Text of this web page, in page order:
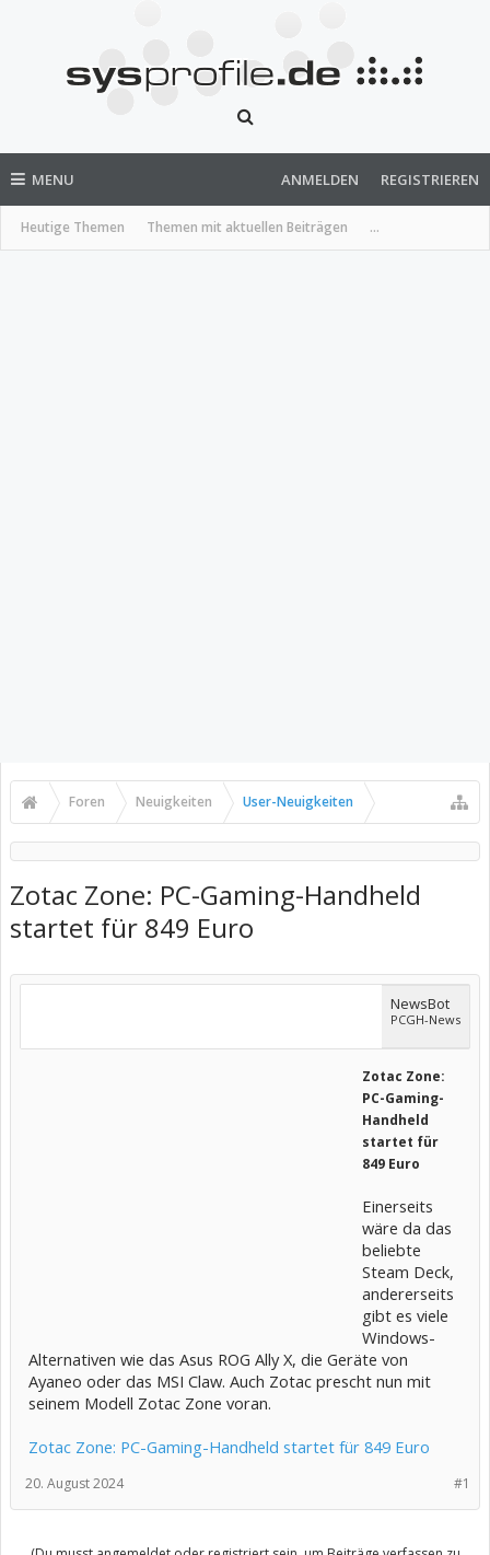
MENU
Heutige Themen Themen mit aktuellen Beiträgen ...
ANMELDEN REGISTRIEREN
Foren Neuigkeiten User-Neuigkeiten
Zotac Zone: PC-Gaming-Handheld
startet für 849 Euro
NewsBot
PCGH-News
Zotac Zone:
PC-Gaming-
Handheld
startet für
849 Euro
Einerseits
wäre da das
beliebte
Steam Deck,
andererseits
gibt es viele
Windows-
Alternativen wie das Asus ROG Ally X, die Geräte von
Ayaneo oder das MSI Claw. Auch Zotac prescht nun mit
seinem Modell Zotac Zone voran.
Zotac Zone: PC-Gaming-Handheld startet für 849 Euro
#1
20. August 2024